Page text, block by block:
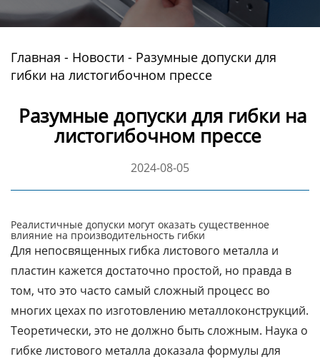
Главная - Новости - Разумные допуски для
гибки на листогибочном прессе
Разумные допуски для гибки на
листогибочном прессе
2024-08-05
Реалистичные допуски могут оказать существенное
влияние на производительность гибки
Для непосвященных гибка листового металла и
пластин кажется достаточно простой, но правда в
том, что это часто самый сложный процесс во
многих цехах по изготовлению металлоконструкций.
Теоретически, это не должно быть сложным. Наука о
гибке листового металла доказала формулы для